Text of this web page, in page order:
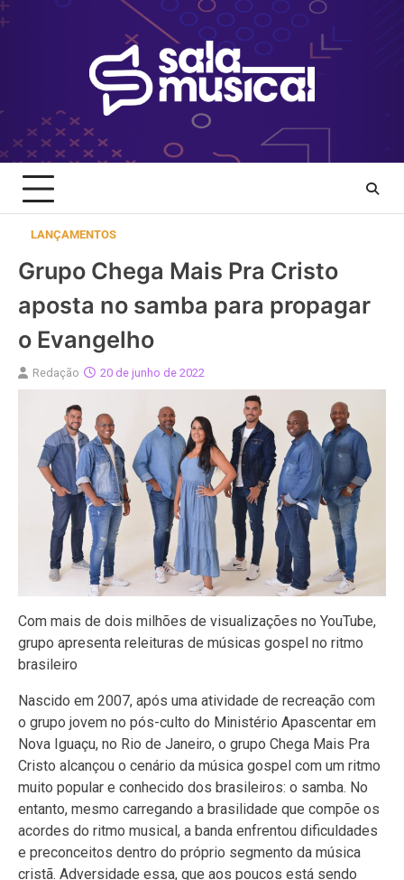
Skip
to
LANÇAMENTOS
Grupo Chega Mais Pra Cristo
aposta no samba para propagar
o Evangelho
Redação 20 de junho de 2022
Com mais de dois milhões de visualizações no YouTube,
grupo apresenta releituras de músicas gospel no ritmo
brasileiro
Nascido em 2007, após uma atividade de recreação com
o grupo jovem no pós-culto do Ministério Apascentar em
Nova Iguaçu, no Rio de Janeiro, o grupo Chega Mais Pra
Cristo alcançou o cenário da música gospel com um ritmo
muito popular e conhecido dos brasileiros: o samba. No
entanto, mesmo carregando a brasilidade que compõe os
acordes do ritmo musical, a banda enfrentou dificuldades
e preconceitos dentro do próprio segmento da música
cristã. Adversidade essa, que aos poucos está sendo